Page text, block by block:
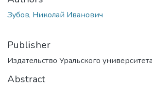
Зубов, Николай Иванович
Publisher
Издательство Уральского университета
Abstract